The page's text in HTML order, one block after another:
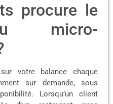
procure le
micro-
votre balance chaque
sur demande, sous
Lorsqu’un client